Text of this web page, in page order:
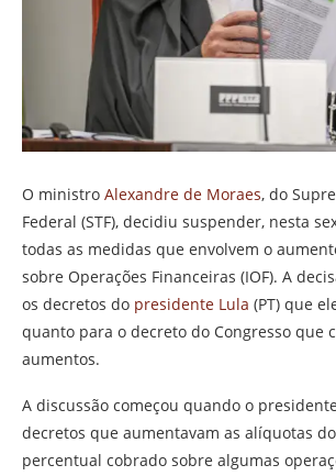
O ministro Alexandre de Moraes, do
Federal (STF), decidiu suspender, nesta
todas as medidas que envolvem o
sobre Operações Financeiras (IOF). A
os decretos do presidente Lula (PT) que
quanto para o decreto do Congresso que
aumentos.
A discussão começou quando o
decretos que aumentavam as alíquotas do
percentual cobrado sobre algumas